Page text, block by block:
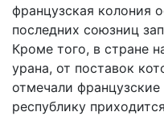
французская колония
последних союзниц
Кроме того, в стране
урана, от поставок
отмечали
республику